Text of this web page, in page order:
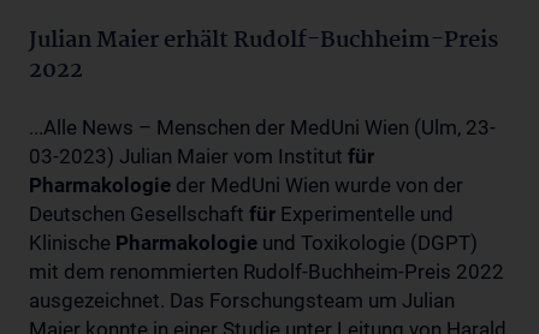
Julian Maier erhält Rudolf-Buchheim-Preis
2022
...Alle News – Menschen der MedUni Wien (Ulm, 23-
03-2023) Julian Maier vom Institut für
Pharmakologie der MedUni Wien wurde von der
Deutschen Gesellschaft für Experimentelle und
Klinische Pharmakologie und Toxikologie (DGPT)
mit dem renommierten Rudolf-Buchheim-Preis 2022
ausgezeichnet. Das Forschungsteam um Julian
Maier konnte in einer Studie unter Leitung von Harald